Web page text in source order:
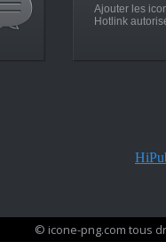
Ajouter les
Hotlink
© icone-png.com tous